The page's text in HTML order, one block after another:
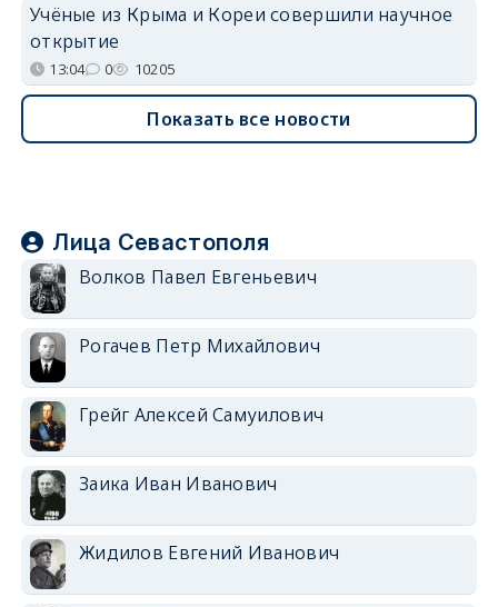
Учёные из Крыма и Кореи совершили научное
открытие
13:04 0 10205
Показать все новости
Лица Севастополя
Волков Павел Евгеньевич
Рогачев Петр Михайлович
Грейг Алексей Самуилович
Заика Иван Иванович
Жидилов Евгений Иванович